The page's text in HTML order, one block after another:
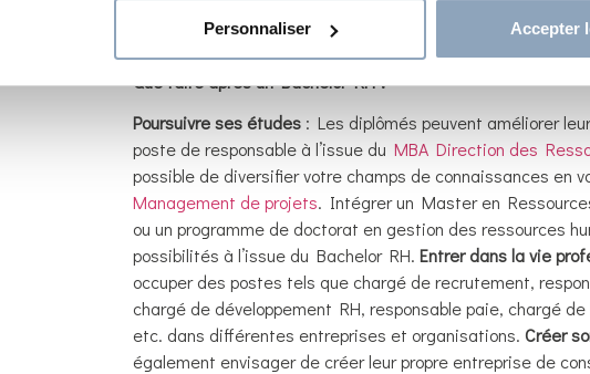
Personnaliser Accepter
Que faire après un Bachelor RH ?
Poursuivre ses études : Les diplômés peuvent améliorer
poste de responsable à l’issue duMBA Direction des
possible de diversifier votre champs de connaissances en
Management de projets. Intégrerun Master en
ou un programme de doctorat en gestion des ressources
possibilités à l’issue du Bachelor RH. Entrer dans la vie
occuper des postes tels que chargé de recrutement,
chargé de développement RH, responsable paie, chargé
etc. dans différentes entreprises et organisations. Créer
également envisager de créer leur propre entreprise de